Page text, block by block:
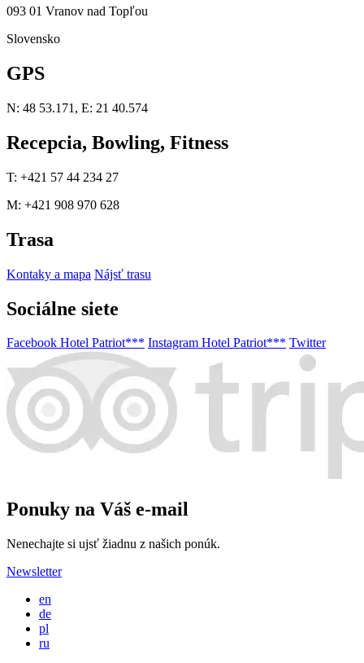
093 01 Vranov nad Topľou
Slovensko
GPS
N: 48 53.171, E: 21 40.574
Recepcia, Bowling, Fitness
T: +421 57 44 234 27
M: +421 908 970 628
Trasa
Kontaky a mapa Nájsť trasu
Sociálne siete
Facebook Hotel Patriot*** Instagram Hotel Patriot*** Twitter
Ponuky na Váš e-mail
Nenechajte si ujsť žiadnu z našich ponúk.
Newsletter
en
de
pl
ru